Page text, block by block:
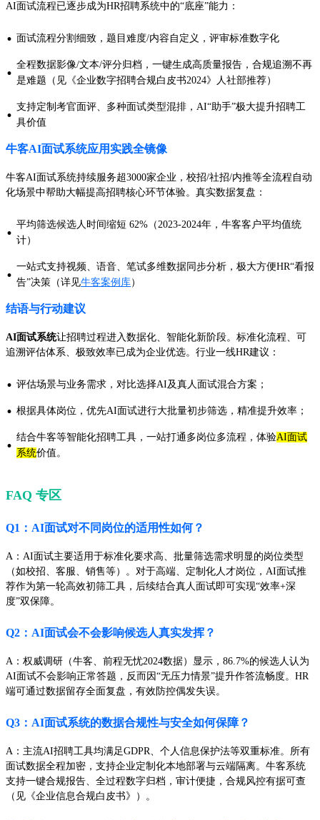
AI面试流程已逐步成为HR招聘系统中的“底座”能力：
· 面试流程分割细致，题目难度/内容自定义，评审标准数字化
· 全程数据影像/文本/评分归档，一键生成高质量报告，合规追溯不再
是难题（见《企业数字招聘合规白皮书2024》人社部推荐）
· 支持定制考官面评、多种面试类型混排，AI“助手”极大提升招聘工
具价值
牛客AI面试系统应用实践全镜像
牛客AI面试系统持续服务超3000家企业，校招/社招/内推等全流程自动
化场景中帮助大幅提高招聘核心环节体验。真实数据复盘：
· 平均筛选候选人时间缩短 62%（2023-2024年，牛客客户平均值统
计）
· 一站式支持视频、语音、笔试多维数据同步分析，极大方便HR“看报
告”决策（详见牛客案例库）
结语与行动建议
AI面试系统让招聘过程进入数据化、智能化新阶段。标准化流程、可
追溯评估体系、极致效率已成为企业优选。行业一线HR建议：
· 评估场景与业务需求，对比选择AI及真人面试混合方案；
· 根据具体岗位，优先AI面试进行大批量初步筛选，精准提升效率；
· 结合牛客等智能化招聘工具，一站打通多岗位多流程，体验AI面试
系统价值。
FAQ 专区
Q1：AI面试对不同岗位的适用性如何？
A：AI面试主要适用于标准化要求高、批量筛选需求明显的岗位类型
（如校招、客服、销售等）。对于高端、定制化人才岗位，AI面试推
荐作为第一轮高效初筛工具，后续结合真人面试即可实现“效率+深
度”双保障。
Q2：AI面试会不会影响候选人真实发挥？
A：权威调研（牛客、前程无忧2024数据）显示，86.7%的候选人认为
AI面试不会影响正常答题，反而因“无压力情景”提升作答流畅度。HR
端可通过数据留存全面复盘，有效防控偶发失误。
Q3：AI面试系统的数据合规性与安全如何保障？
A：主流AI招聘工具均满足GDPR、个人信息保护法等双重标准。所有
面试数据全程加密，支持企业定制化本地部署与云端隔离。牛客系统
支持一键合规报告、全过程数字归档，审计便捷，合规风控有据可查
（见《企业信息合规白皮书》）。